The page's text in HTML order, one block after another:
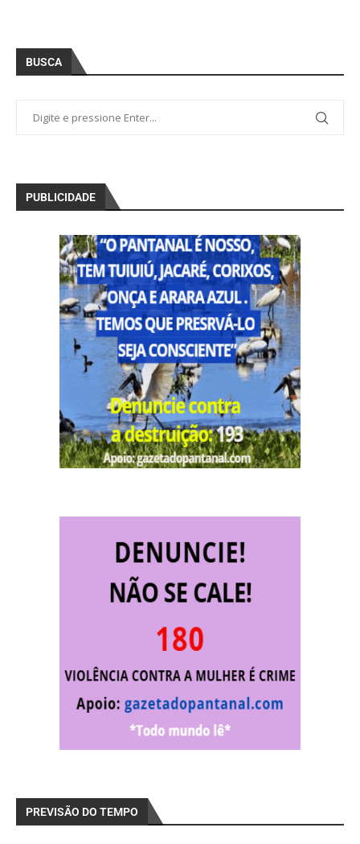
BUSCA
PUBLICIDADE
PREVISÃO DO TEMPO